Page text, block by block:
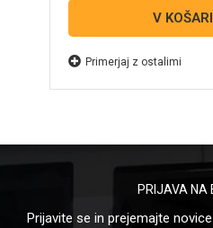
V
Primerjaj z ostalimi
PRIJAVA NA
Prijavite se in prejemajte